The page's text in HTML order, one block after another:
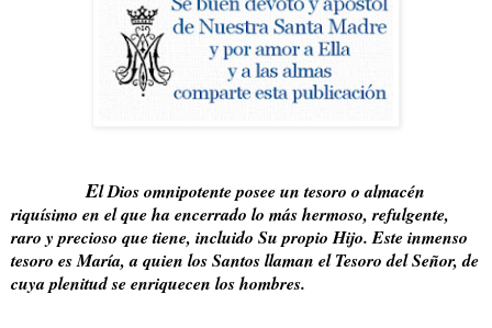
El Dios omnipotente posee un tesoro o almacén
riquísimo en el que ha encerrado lo más hermoso, refulgente,
raro y precioso que tiene, incluido Su propio Hijo. Este inmenso
tesoro es María, a quien los Santos llaman el Tesoro del Señor, de
cuya plenitud se enriquecen los hombres.